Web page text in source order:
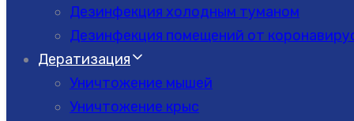
Дезинфекция холодным туманом
Дезинфекция помещений от
Дератизация
Уничтожение мышей
Уничтожение крыс